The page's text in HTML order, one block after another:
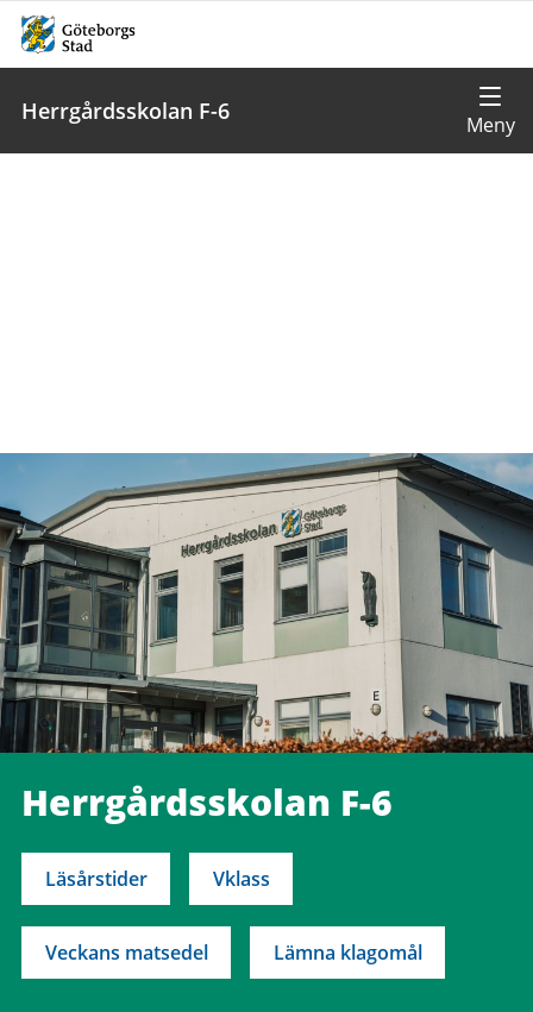
Herrgårdsskolan F-6
Herrgårdsskolan F-6
Läsårstider Vklass
Veckans matsedel Lämna klagomål